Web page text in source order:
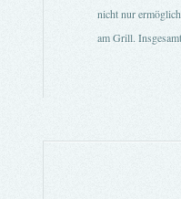
nicht nur
am Grill.